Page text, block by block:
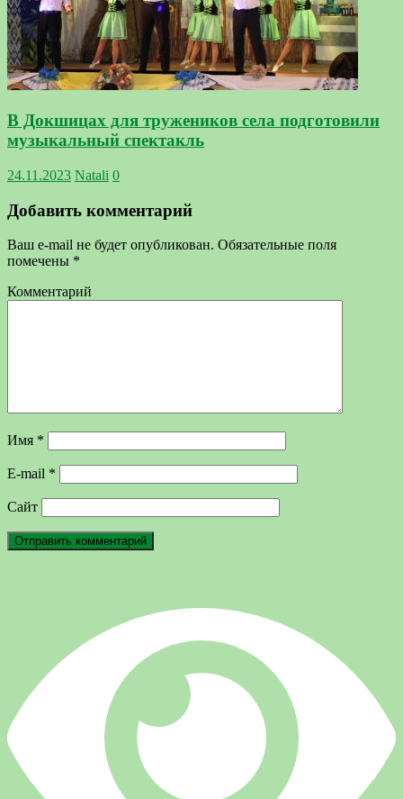
В Докшицах для тружеников села подготовили
музыкальный спектакль
24.11.2023 Natali 0
Добавить комментарий
Ваш e-mail не будет опубликован. Обязательные поля
помечены *
Комментарий
Имя *
E-mail *
Сайт